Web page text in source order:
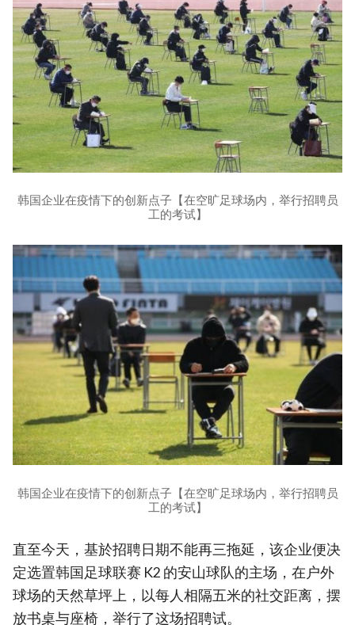
韩国企业在疫情下的创新点子【在空旷足球场内，举行招聘员
工的考试】
韩国企业在疫情下的创新点子【在空旷足球场内，举行招聘员
工的考试】
直至今天，基於招聘日期不能再三拖延，该企业便决
定选置韩国足球联赛 K2 的安山球队的主场，在户外
球场的天然草坪上，以每人相隔五米的社交距离，摆
放书桌与座椅，举行了这场招聘试。